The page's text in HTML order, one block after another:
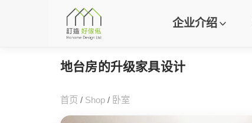
企业介绍
地台房的升级家具设计
首页 / Shop / 卧室